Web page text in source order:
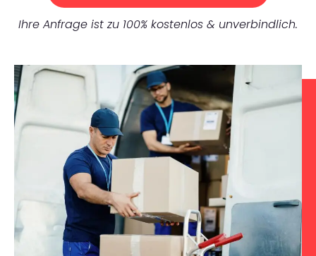
Ihre Anfrage ist zu 100% kostenlos & unverbindlich.